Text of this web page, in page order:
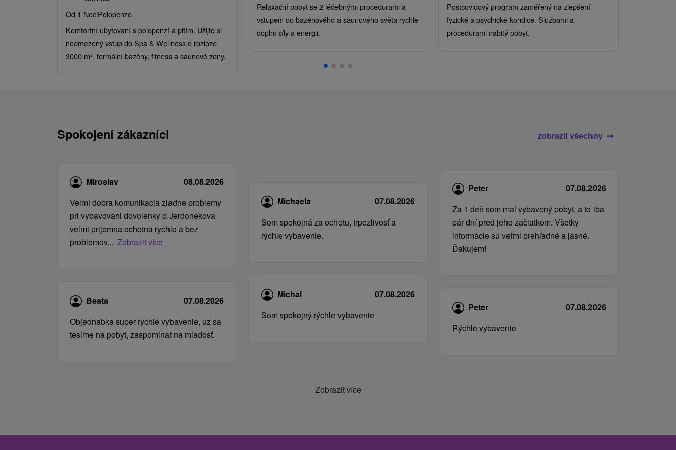
Od 1 NociPolopenze
Komfortní ubytování s polopenzí a pitím. Užijte si
neomezený vstup do Spa & Wellness o rozloze
3000 m², termální bazény, fitness a saunové zóny.
Relaxační pobyt se 2 léčebnými procedurami a
vstupem do bazénového a saunového světa rychle
doplní síly a energii.
Postcovidový program zaměřený na zlepšení
fyzické a psychické kondice. Službami a
procedurami nabitý pobyt.
Spokojení zákazníci zobrazit všechny
Miroslav
08.08.2026
Velmi dobra komunikacia ziadne problemy
pri vybavovani dovolenky p.Jerdonekova
velmi prijemna ochotna rychlo a bez
problemov... Zobrazit více
Beata
07.08.2026
Objednabka super rychle vybavenie, uz sa
tesime na pobyt, zaspominat na mladosť.
Michaela
07.08.2026
Som spokojná za ochotu, trpezlivosť a
rýchle vybavenie.
Michal
07.08.2026
Som spokojný rýchle vybavenie
Peter
07.08.2026
Za 1 deň som mal vybavený pobyt, a to iba
pár dní pred jeho začiatkom. Všetky
informácie sú veľmi prehľadné a jasné.
Ďakujem!
Peter
07.08.2026
Rýchle vybavenie
Zobrazit více